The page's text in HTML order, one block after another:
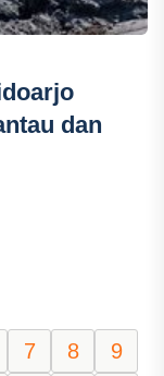
dan
7 8
9